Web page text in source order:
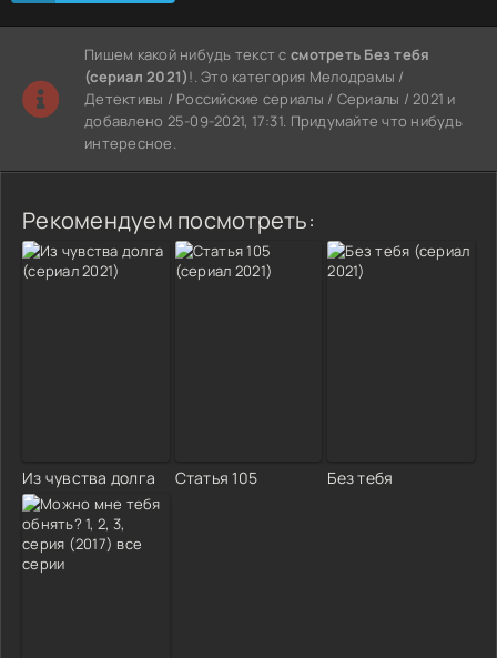
Пишем какой нибудь текст ссмотреть Без тебя
(сериал 2021)!. Это категория Мелодрамы /
Детективы / Российские сериалы / Сериалы / 2021 и
добавлено 25-09-2021, 17:31. Придумайте что нибудь
интересное.
Рекомендуем посмотреть:
Из чувства долга Статья 105 Без тебя